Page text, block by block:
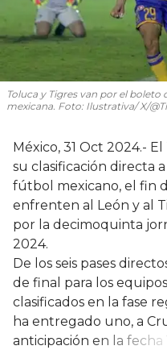
Toluca y Tigres van por el
mexicana. Foto: Ilustrativa/ X/
México, 31 Oct 2024.-
su clasificación directa
fútbol mexicano, el fin
enfrenten al León y al
por la decimoquinta
2024.
De los seis pases
de final para los
clasificados en la fase
ha entregado uno, a
anticipación en la fecha